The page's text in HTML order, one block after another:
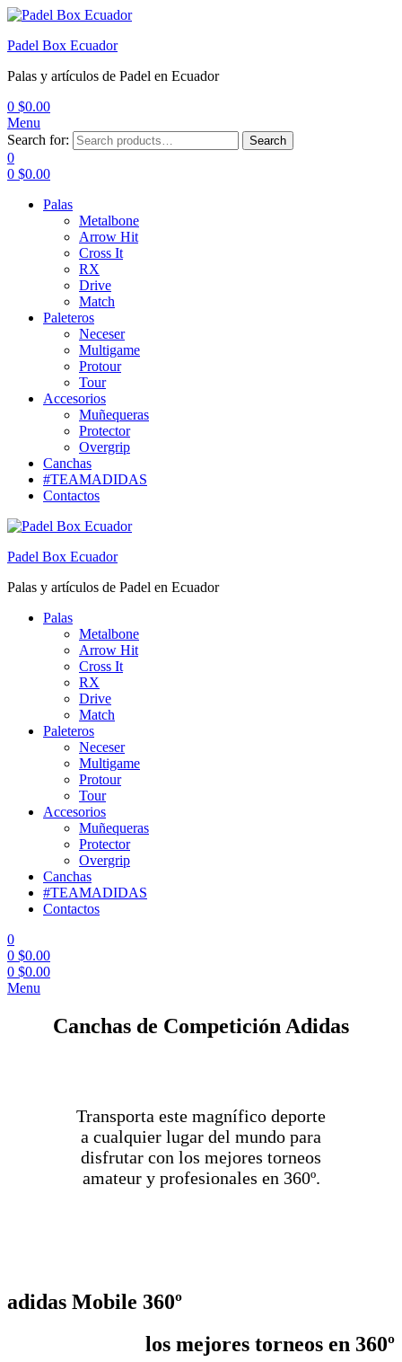
Padel Box Ecuador
Palas y artículos de Padel en Ecuador
0 $0.00
Menu
Search for:
Search
0
0 $0.00
Palas
Metalbone
Arrow Hit
Cross It
RX
Drive
Match
Paleteros
Neceser
Multigame
Protour
Tour
Accesorios
Muñequeras
Protector
Overgrip
Canchas
#TEAMADIDAS
Contactos
Padel Box Ecuador
Palas y artículos de Padel en Ecuador
Palas
Metalbone
Arrow Hit
Cross It
RX
Drive
Match
Paleteros
Neceser
Multigame
Protour
Tour
Accesorios
Muñequeras
Protector
Overgrip
Canchas
#TEAMADIDAS
Contactos
0
0 $0.00
0 $0.00
Menu
Canchas de Competición Adidas
Transporta este magnífico deporte
a cualquier lugar del mundo para
disfrutar con los mejores torneos
amateur y profesionales en 360º.
adidas Mobile 360º
los mejores torneos en 360º